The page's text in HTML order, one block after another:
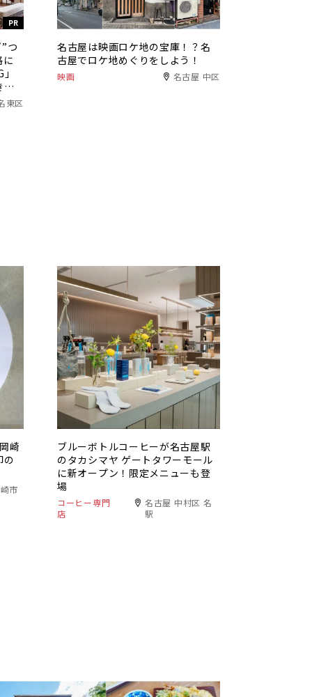
PR
つ
に
ま
東区
名古屋は映画ロケ地の宝庫！？名
古屋でロケ地めぐりをしよう！
映画 名古屋 中区
崎
の
市
ブルーボトルコーヒーが名古屋駅
のタカシマヤ ゲートタワーモール
に新オープン！限定メニューも登
場
コーヒー専門
店
名古屋 中村区 名
駅